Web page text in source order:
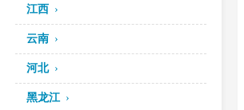
江西
云南
河北
黑龙江